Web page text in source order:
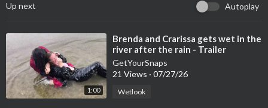
Tagok: https://www.onlywam.com/getyoursnaps/post/13579
PPV: https://www.onlywam.com/getyoursnaps/post/13580
GetYourSnaps:https://getyoursnaps.com/produ....ct/rain-takes
-a-show
Up next Autoplay
1:00
⁣Brenda and Crarissa gets wet in the
river after the rain - Trailer
GetYourSnaps
21 Views · 07/27/26
Wetlook